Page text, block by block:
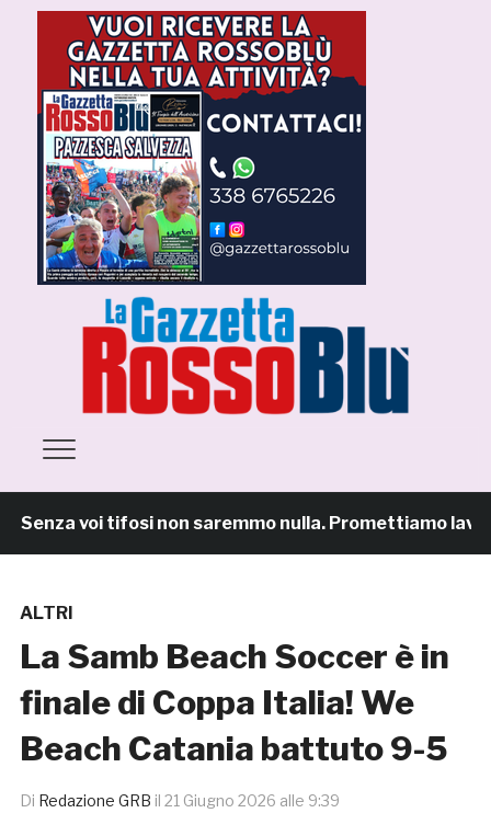
voi tifosi non saremmo nulla. Promettiamo lavoro
ALTRI
La Samb Beach Soccer è in
finale di Coppa Italia! We
Beach Catania battuto 9-5
Di Redazione GRB il 21 Giugno 2026 alle 9:39